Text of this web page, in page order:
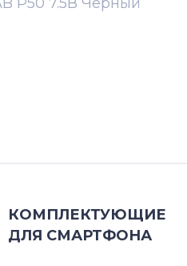
КОМПЛЕКТУЮЩИЕ
ДЛЯ СМАРТФОНА